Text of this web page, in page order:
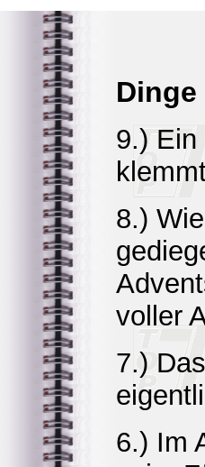
9.) Ein
8.)
voller
7.)
6.) Im